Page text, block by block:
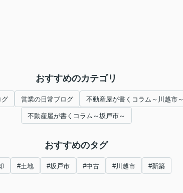
おすすめのカテゴリ
グ 営業の日常ブログ 不動産屋が書くコラム～川越市～
不動産屋が書くコラム～坂戸市～
おすすめのタグ
#土地 #坂戸市 #中古 #川越市 #新築